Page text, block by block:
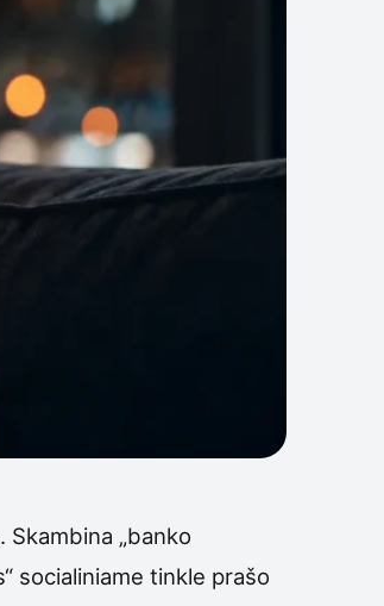
„banko
socialiniame tinkle prašo